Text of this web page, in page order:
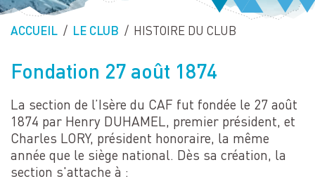
ACCUEIL LE CLUB PAGE ACTUELLE :
HISTOIRE DU CLUB
Fondation 27 août 1874
La section de l’Isère du CAF fut fondée le 27 août
1874 par Henry DUHAMEL, premier président, et
Charles LORY, président honoraire, la même
année que le siège national. Dès sa création, la
section s'attache à :